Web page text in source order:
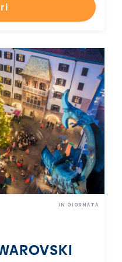
IN GIORNATA